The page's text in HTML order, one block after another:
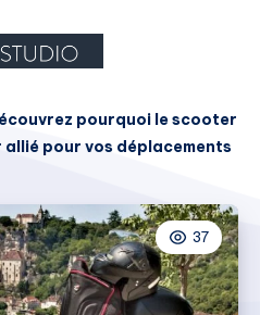
pourquoi le scooter
pour vos déplacements
37